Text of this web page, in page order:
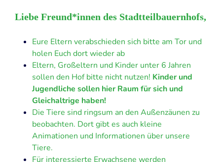
Liebe Freund*innen des Stadtteilbauernhofs,
Eure Eltern verabschieden sich bitte am Tor und
holen Euch dort wieder ab
Eltern, Großeltern und Kinder unter 6 Jahren
sollen den Hof bitte nicht nutzen! Kinder und
Jugendliche sollen hier Raum für sich und
Gleichaltrige haben!
Die Tiere sind ringsum an den Außenzäunen zu
beobachten. Dort gibt es auch kleine
Animationen und Informationen über unsere
Tiere.
Für interessierte Erwachsene werden